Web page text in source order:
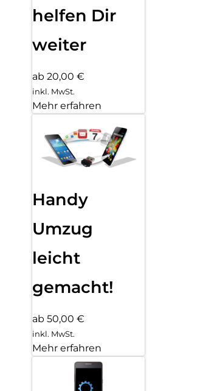
helfen Dir
weiter
ab 20,00 €
inkl. MwSt.
Mehr erfahren
Handy
Umzug
leicht
gemacht!
ab 50,00 €
inkl. MwSt.
Mehr erfahren